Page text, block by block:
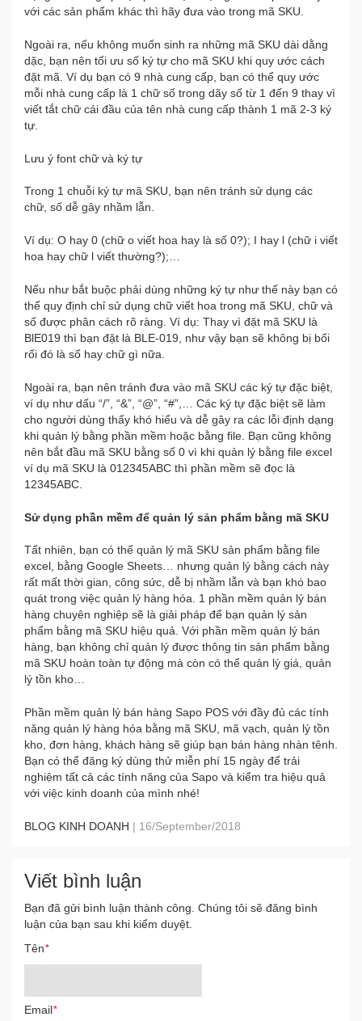
với các sản phẩm khác thì hãy đưa vào trong mã SKU.
Ngoài ra, nếu không muốn sinh ra những mã SKU dài dằng
dặc, bạn nên tối ưu số ký tự cho mã SKU khi quy ước cách
đặt mã. Ví dụ bạn có 9 nhà cung cấp, bạn có thể quy ước
mỗi nhà cung cấp là 1 chữ số trong dãy số từ 1 đến 9 thay vì
viết tắt chữ cái đầu của tên nhà cung cấp thành 1 mã 2-3 ký
tự.
Lưu ý font chữ và ký tự
Trong 1 chuỗi ký tự mã SKU, bạn nên tránh sử dụng các
chữ, số dễ gây nhầm lẫn.
Ví dụ: O hay 0 (chữ o viết hoa hay là số 0?); I hay l (chữ i viết
hoa hay chữ l viết thường?);…
Nếu như bắt buộc phải dùng những ký tự như thế này bạn có
thể quy định chỉ sử dụng chữ viết hoa trong mã SKU, chữ và
số được phân cách rõ ràng. Ví dụ: Thay vì đặt mã SKU là
BlE019 thì bạn đặt là BLE-019, như vậy bạn sẽ không bị bối
rối đó là số hay chữ gì nữa.
Ngoài ra, bạn nên tránh đưa vào mã SKU các ký tự đặc biệt,
ví dụ như dấu “/”, “&”, “@”, “#”,… Các ký tự đặc biệt sẽ làm
cho người dùng thấy khó hiểu và dễ gây ra các lỗi định dạng
khi quản lý bằng phần mềm hoặc bằng file. Bạn cũng không
nên bắt đầu mã SKU bằng số 0 vì khi quản lý bằng file excel
ví dụ mã SKU là 012345ABC thì phần mềm sẽ đọc là
12345ABC.
Sử dụng phần mềm để quản lý sản phẩm bằng mã SKU
Tất nhiên, bạn có thể quản lý mã SKU sản phẩm bằng file
excel, bằng Google Sheets… nhưng quản lý bằng cách này
rất mất thời gian, công sức, dễ bị nhầm lẫn và bạn khó bao
quát trong việc quản lý hàng hóa. 1 phần mềm quản lý bán
hàng chuyên nghiệp sẽ là giải pháp để bạn quản lý sản
phẩm bằng mã SKU hiệu quả. Với phần mềm quản lý bán
hàng, bạn không chỉ quản lý được thông tin sản phẩm bằng
mã SKU hoàn toàn tự động mà còn có thể quản lý giá, quản
lý tồn kho…
Phần mềm quản lý bán hàng Sapo POS với đầy đủ các tính
năng quản lý hàng hóa bằng mã SKU, mã vạch, quản lý tồn
kho, đơn hàng, khách hàng sẽ giúp bạn bán hàng nhàn tênh.
Bạn có thể đăng ký dùng thử miễn phí 15 ngày để trải
nghiệm tất cả các tính năng của Sapo và kiểm tra hiệu quả
với việc kinh doanh của mình nhé!
BLOG KINH DOANH | 16/September/2018
Viết bình luận
Bạn đã gửi bình luận thành công. Chúng tôi sẽ đăng bình
luận của bạn sau khi kiểm duyệt.
Tên*
Email*